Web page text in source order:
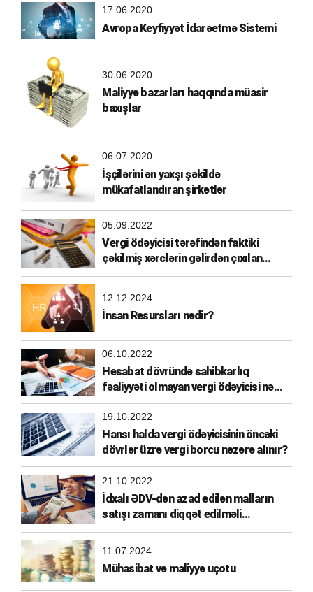
17.06.2020
Avropa Keyfiyyət İdarəetmə Sistemi
30.06.2020
Maliyyə bazarları haqqında müasir
baxışlar
06.07.2020
İşçilərini ən yaxşı şəkildə
mükafatlandıran şirkətlər
05.09.2022
Vergi ödəyicisi tərəfindən faktiki
çəkilmiş xərclərin gəlirdən çıxılan
xərclərə aid edilməsi
12.12.2024
İnsan Resursları nədir?
06.10.2022
Hesabat dövründə sahibkarlıq
fəaliyyəti olmayan vergi ödəyicisi nə
etməlidir?
19.10.2022
Hansı halda vergi ödəyicisinin öncəki
dövrlər üzrə vergi borcu nəzərə alınır?
21.10.2022
İdxalı ƏDV-dən azad edilən malların
satışı zamanı diqqət edilməli
məqamlar
11.07.2024
Mühasibat və maliyyə uçotu